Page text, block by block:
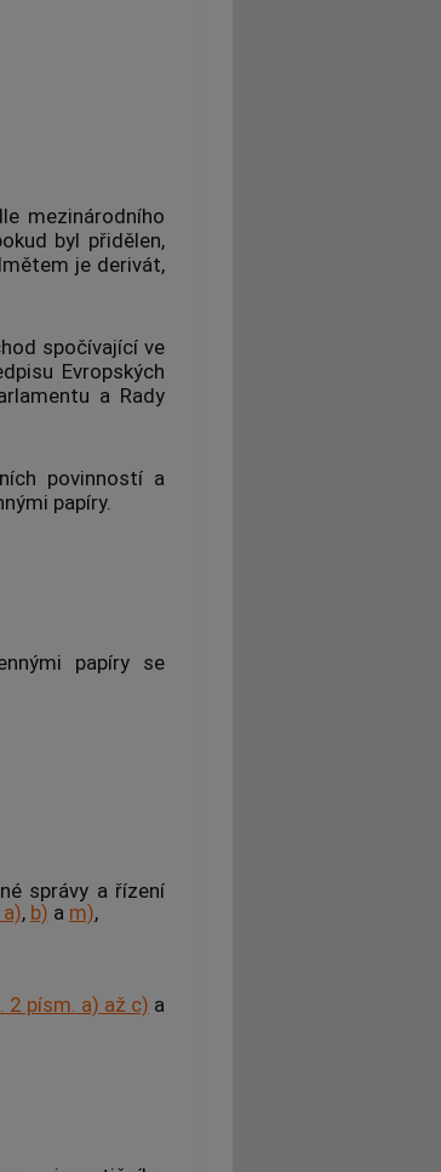
mezinárodního
byl přidělen,
je derivát,
spočívající ve
Evropských
a Rady
povinností a
papíry.
papíry se
správy a řízení
, b) a m),
2 písm. a) až c) a